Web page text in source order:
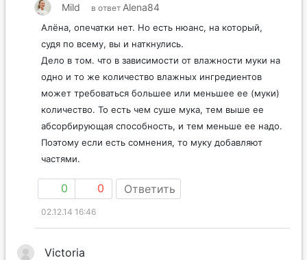
Mild в ответ Alena84
Алёна, опечатки нет. Но есть нюанс, на который,
судя по всему, вы и наткнулись.
Дело в том. что в зависимости от влажности муки на
одно и то же количество влажных ингредиентов
может требоваться большее или меньшее ее (муки)
количество. То есть чем суше мука, тем выше ее
абсорбирующая способность, и тем меньше ее надо.
Поэтому если есть сомнения, то муку добавляют
частями.
0 0 Ответить
02.12.14 16:46
Victoria